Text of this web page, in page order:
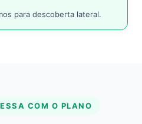
para descoberta lateral.
COM O PLANO